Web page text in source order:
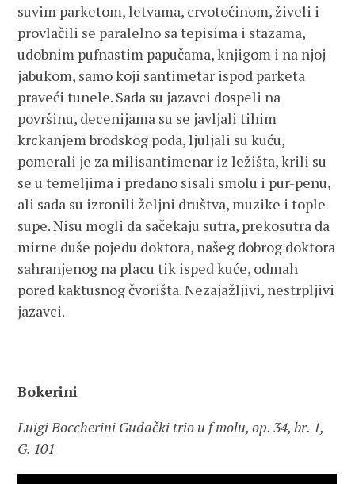
suvim parketom, letvama, crvotočinom, živeli i
provlačili se paralelno sa tepisima i stazama,
udobnim pufnastim papučama, knjigom i na njoj
jabukom, samo koji santimetar ispod parketa
praveći tunele. Sada su jazavci dospeli na
površinu, decenijama su se javljali tihim
krckanjem brodskog poda, ljuljali su kuću,
pomerali je za milisantimenar iz ležišta, krili su
se u temeljima i predano sisali smolu i pur-penu,
ali sada su izronili željni društva, muzike i tople
supe. Nisu mogli da sačekaju sutra, prekosutra da
mirne duše pojedu doktora, našeg dobrog doktora
sahranjenog na placu tik isped kuće, odmah
pored kaktusnog čvorišta. Nezajažljivi, nestrpljivi
jazavci.
Bokerini
Luigi Boccherini Gudački trio u f molu, op. 34, br. 1,
G. 101